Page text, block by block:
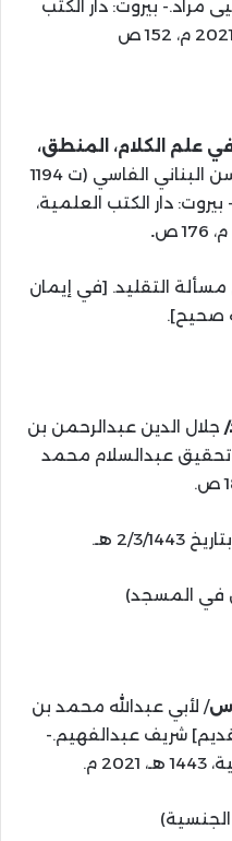
مراد.- بيروت: دار الكتب
علم الكلام، المنطق،
محمد بن الحسن البناني الفاسي (ت 1194
دار الكتب العلمية،
.
التقليد. [في إيمان
صحيح].
جلال الدين عبدالرحمن بن
السيوطي (ت 911 هـ)؛ تحقيق عبدالسلام محمد
1443 هـ.
في المسجد)
/ لأبي عبدالله محمد بن
(ت 721 هـ)؛ [تقديم] شريف عبدالفهيم.-
م.